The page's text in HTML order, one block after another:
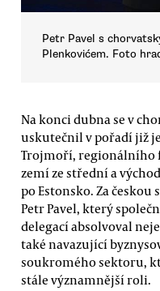
Petr Pavel s
Plenkovićem. Foto
Na konci dubna se v
uskutečnil v pořadí již
Trojmoří, regionálního
zemí ze střední a
po Estonsko. Za
Petr Pavel, který
delegací absolvoval
také navazující
soukromého sektoru,
stále významnější roli.